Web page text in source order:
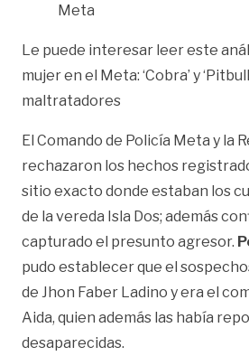
Meta
Le puede interesar leer este
mujer en el Meta: ‘Cobra’ y
maltratadores
El Comando de Policía Meta y la
rechazaron los hechos
sitio exacto donde estaban los
de la vereda Isla Dos; además
capturado el presunto agresor.
pudo establecer que el
de Jhon Faber Ladino y era el
Aida, quien además las había
desaparecidas.